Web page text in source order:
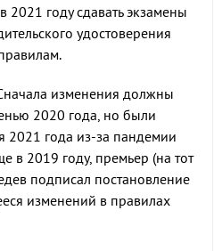
году сдавать экзамены
удостоверения
изменения должны
2020 года, но были
2021 года из-за пандемии
в 2019 году, премьер (на тот
подписал постановление
изменений в правилах